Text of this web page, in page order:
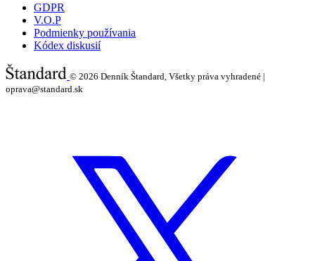
GDPR
V.O.P
Podmienky používania
Kódex diskusií
© 2026 Denník Štandard, Všetky práva vyhradené |
oprava@standard.sk